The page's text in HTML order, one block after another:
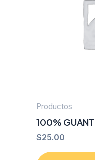
Productos
100%
$25.00